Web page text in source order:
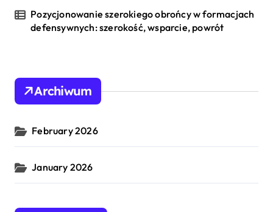
Pozycjonowanie szerokiego obrońcy w formacjach
defensywnych: szerokość, wsparcie, powrót
Archiwum
February 2026
January 2026